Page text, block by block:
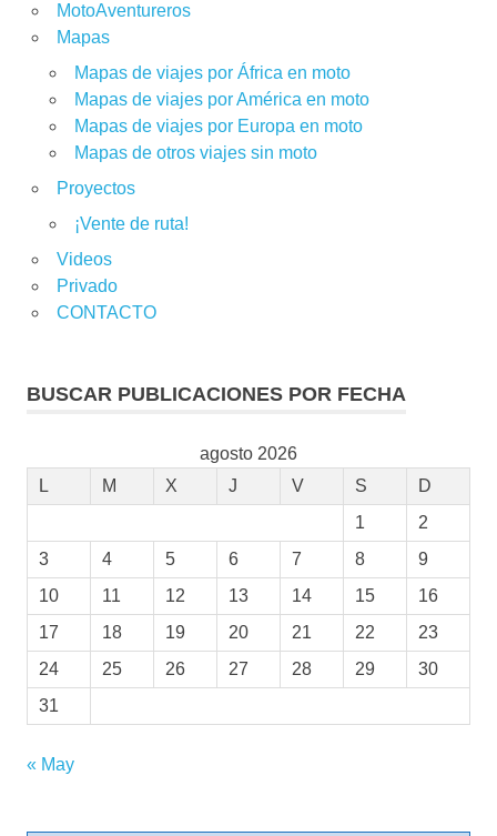
MotoAventureros
Mapas
Mapas de viajes por África en moto
Mapas de viajes por América en moto
Mapas de viajes por Europa en moto
Mapas de otros viajes sin moto
Proyectos
¡Vente de ruta!
Videos
Privado
CONTACTO
BUSCAR PUBLICACIONES POR FECHA
agosto 2026
L
M X J V S
D
1
2
3
4 5 6 7 8
9
10
11 12 13 14 15
16
17
18 19 20 21 22
23
24
25 26 27 28 29
30
31
« May